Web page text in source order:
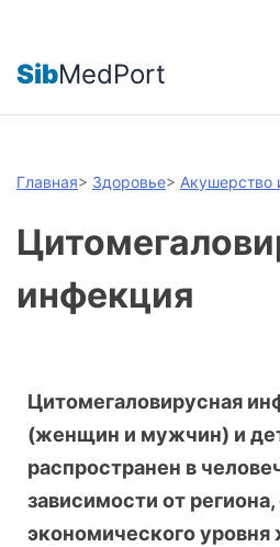
SibMedPort
Главная> Здоровье> Акушерство
инфекция
Цитомегаловирусная
(женщин и мужчин) и
распространен в
зависимости от
экономического уровня